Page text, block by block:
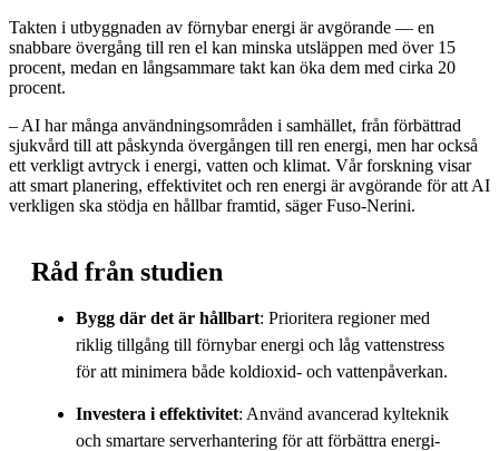
Takten i utbyggnaden av förnybar energi är avgörande — en
snabbare övergång till ren el kan minska utsläppen med över 15
procent, medan en långsammare takt kan öka dem med cirka 20
procent.
– AI har många användningsområden i samhället, från förbättrad
sjukvård till att påskynda övergången till ren energi, men har också
ett verkligt avtryck i energi, vatten och klimat. Vår forskning visar
att smart planering, effektivitet och ren energi är avgörande för att AI
verkligen ska stödja en hållbar framtid, säger Fuso-Nerini.
Råd från studien
Bygg där det är hållbart: Prioritera regioner med
riklig tillgång till förnybar energi och låg vattenstress
för att minimera både koldioxid- och vattenpåverkan.
Investera i effektivitet: Använd avancerad kylteknik
och smartare serverhantering för att förbättra energi-